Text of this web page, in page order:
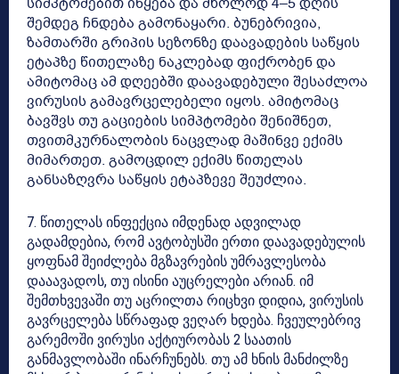
შემდეგ ჩნდება გამონაყარი. ბუნებრივია,
ზამთარში გრიპის სეზონზე დაავადების საწყის
ეტაპზე წითელაზე ნაკლებად ფიქრობენ და
ამიტომაც ამ დღეებში დაავადებული შესაძლოა
ვირუსის გამავრცელებელი იყოს. ამიტომაც
ბავშვს თუ გაციების სიმპტომები შენიშნეთ,
თვითმკურნალობის ნაცვლად მაშინვე ექიმს
მიმართეთ. გამოცდილ ექიმს წითელას
განსაზღვრა საწყის ეტაპზევე შეუძლია.
7. წითელას ინფექცია იმდენად ადვილად
გადამდებია, რომ ავტობუსში ერთი დაავადებულის
ყოფნამ შეიძლება მგზავრების უმრავლესობა
დააავადოს, თუ ისინი აუცრელები არიან. იმ
შემთხვევაში თუ აცრილთა რიცხვი დიდია, ვირუსის
გავრცელება სწრაფად ვეღარ ხდება. ჩვეულებრივ
გარემოში ვირუსი აქტიურობას 2 საათის
განმავლობაში ინარჩუნებს. თუ ამ ხნის მანძილზე